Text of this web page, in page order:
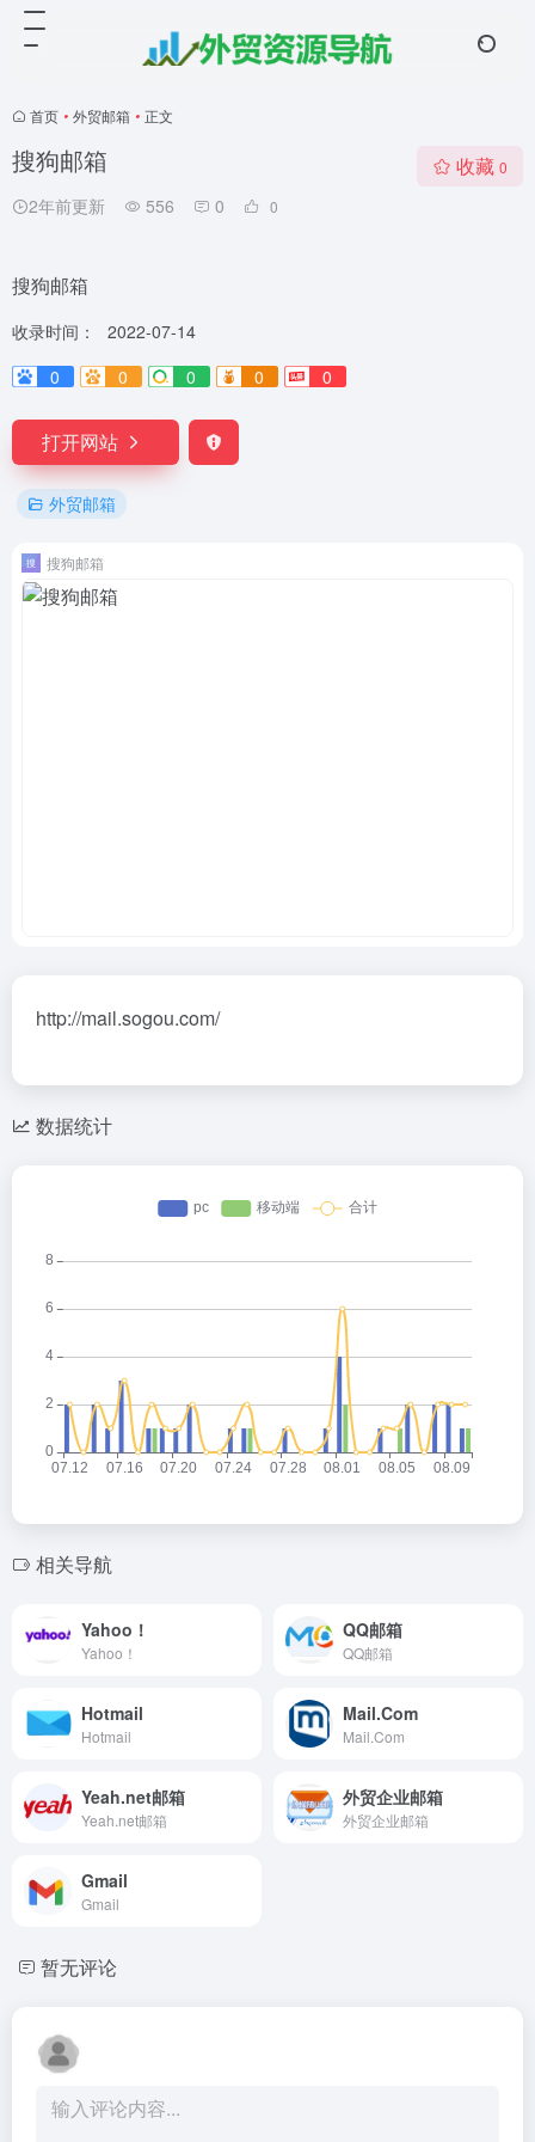
首页 • 外贸邮箱 • 正文
搜狗邮箱
2年前更新 556 0 0
收藏 0
搜狗邮箱
收录时间：
2022-07-14
0
0 0 0 0
打开网站
外贸邮箱
搜狗邮箱
http://mail.sogou.com/
数据统计
相关导航
Yahoo！
Yahoo！
QQ邮箱
QQ邮箱
Hotmail
Hotmail
Mail.Com
Mail.Com
Yeah.net邮箱
Yeah.net邮箱
外贸企业邮箱
外贸企业邮箱
Gmail
Gmail
暂无评论